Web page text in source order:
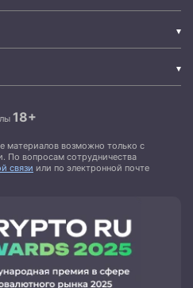
18+
материалов возможно только с
По вопросам сотрудничества
связи или по электронной почте